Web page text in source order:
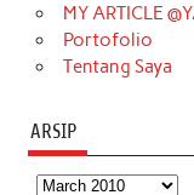
MY ARTICLE
Portofolio
Tentang Saya
ARSIP
Arsip